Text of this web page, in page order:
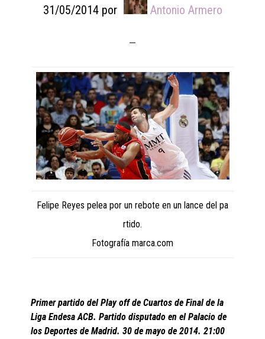
31/05/2014por Antonio Armero
Felipe Reyes pelea por un rebote en un lance del pa
rtido.
Fotografía marca.com
Primer partido del Play off de Cuartos de Final de la
Liga Endesa ACB. Partido disputado en el Palacio de
los Deportes de Madrid. 30 de mayo de 2014. 21:00